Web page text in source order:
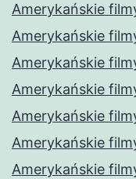
Amerykańskie
Amerykańskie
Amerykańskie
Amerykańskie
Amerykańskie
Amerykańskie
Amerykańskie